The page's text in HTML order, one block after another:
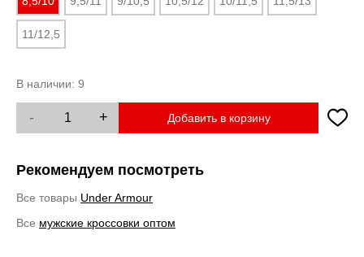
11/12,5
В наличии: 9
- + Добавить в корзину
Рекомендуем посмотреть
Все товары Under Armour
Все мужские кроссовки оптом